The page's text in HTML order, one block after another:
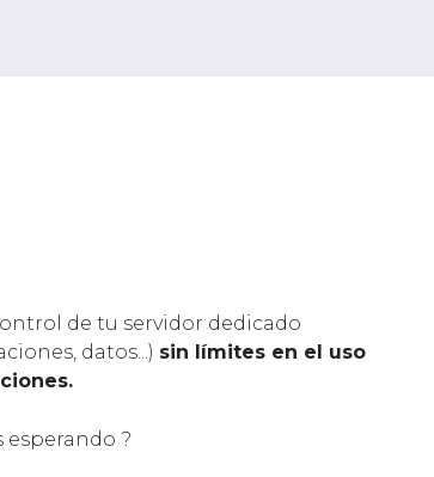
de tu servidor dedicado
datos...) sin límites en el uso
esperando ?